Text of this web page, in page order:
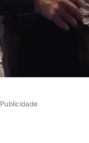
Publicidade